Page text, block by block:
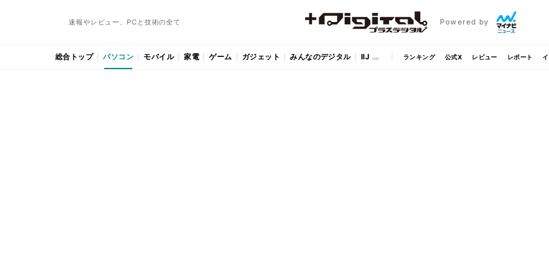
速報やレビュー、PCと技術の全て Powered by
総合トップ パソコン モバイル 家電 ゲーム ガジェット みんなのデジタル IIJ ランキング 公式X レビュー レポート